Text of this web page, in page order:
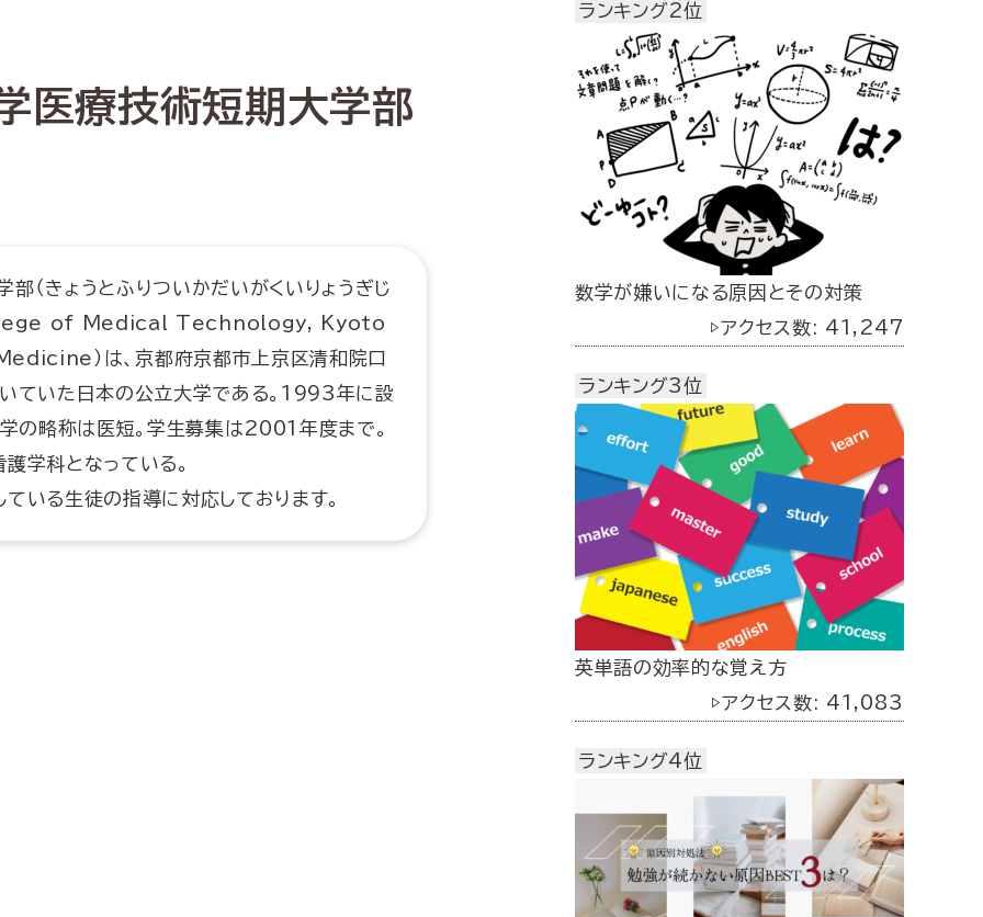
医療技術短期大学部
（きょうとふりついかだいがくいりょうぎじ
of Medical Technology, Kyoto
）は、京都府京都市上京区清和院口
ていた日本の公立大学である。1993年に設
の略称は医短。学生募集は2001年度まで。
学科となっている。
いる生徒の指導に対応しております。
ランキング2位
数学が嫌いになる原因とその対策
▷アクセス数: 41,247
ランキング3位
英単語の効率的な覚え方
▷アクセス数: 41,083
ランキング4位